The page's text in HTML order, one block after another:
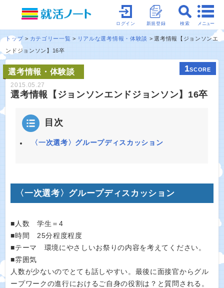
メニュー
検索
新規登録
ログイン
トップ カテゴリー一覧 リアルな選考情報・体験談
選考情報【ジョンソンエ
ンドジョンソン】16卒
選考情報・体験談 1SCORE
2015.05.27
選考情報【ジョンソンエンドジョンソン】16卒
目次
〈一次選考〉グループディスカッション
〈一次選考〉グループディスカッション
■人数 学生＝4
■時間 25分程度程度
■テーマ 環境にやさしいお祭りの内容を考えてください。
■雰囲気
人数が少ないのでとても話しやすい。最後に面接官からグル
ープワークの進行におけるご自身の役割は？と質問される。